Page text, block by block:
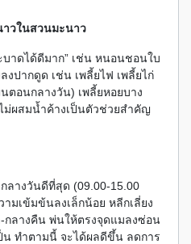
วในสวนมะนาว
าดได้ดีมาก” เช่น หนอนชอนใบ
ปากดูด เช่น เพลี้ยไฟ เพลี้ยไก่
ตอนกลางวัน) เพลี้ยหอยบาง
ม่ผสมน้ำค้างเป็นตัวช่วยสำคัญ
ลางวันดีที่สุด (09.00-15.00
มเข้มข้นลงเล็กน้อย หลีกเลี่ยง
กลางคืน พ่นให้ตรงจุดแมลงซ่อน
น ทำตามนี้ จะได้ผลดีขึ้น ลดการ